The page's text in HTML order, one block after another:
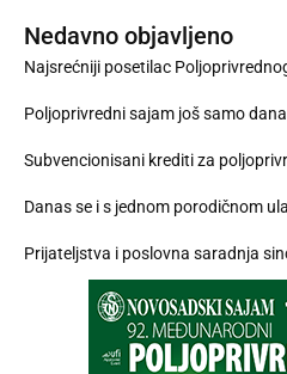
Nedavno objavljeno
Najsrećniji posetilac
Poljoprivredni sajam još samo
Subvencionisani krediti za
Danas se i s jednom porodičnom
Prijateljstva i poslovna saradnja